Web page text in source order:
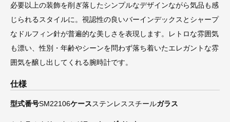
必要以上の装飾を削ぎ落したシンプルなデザインながら気品も感
じられるスタイルに。視認性の良いバーインデックスとシャープ
なドルフィン針が普遍的な美しさを表現します。レトロな雰囲気
も漂い、性別・年齢やシーンを問わず落ち着いたエレガントな雰
囲気を醸し出してくれる腕時計です。
仕様
型式番号SM22106ケースステンレススチールガラス